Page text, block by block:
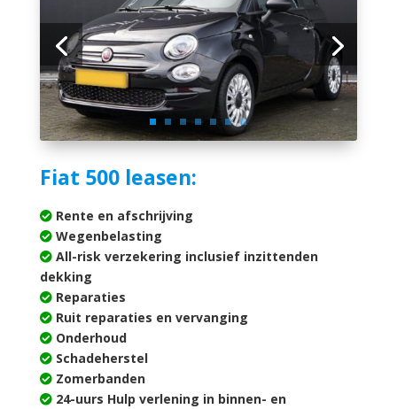
Fiat 500 leasen:
Rente en afschrijving
Wegenbelasting
All-risk verzekering inclusief inzittenden
dekking
Reparaties
Ruit reparaties en vervanging
Onderhoud
Schadeherstel
Zomerbanden
24-uurs Hulp verlening in binnen- en